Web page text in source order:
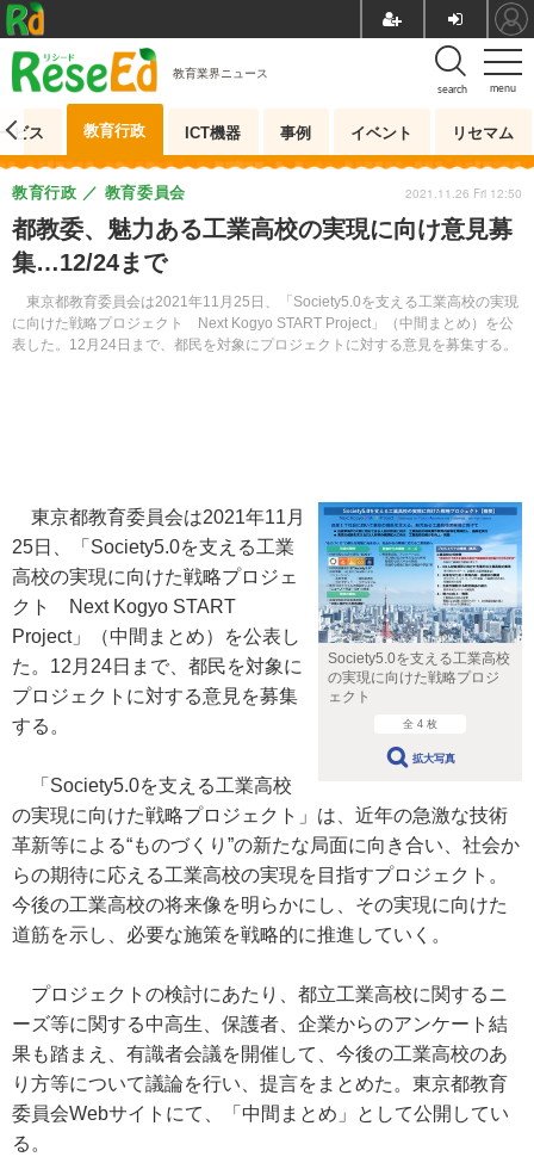
menu
search
教育業界ニュース
ビス 教育行政 ICT機器 事例 イベント リセマム
都教委、魅力ある工業高校の実現に向け意見募
集…12/24まで
東京都教育委員会は2021年11月25日、「Society5.0を支える工業高校の実現
に向けた戦略プロジェクト Next Kogyo START Project」（中間まとめ）を公
表した。12月24日まで、都民を対象にプロジェクトに対する意見を募集する。
教育行政 教育委員会 2021.11.26 Fri 12:50
Society5.0を支える工業高校
の実現に向けた戦略プロジ
ェクト
全 4 枚
拡大写真
東京都教育委員会は2021年11月
25日、「Society5.0を支える工業
高校の実現に向けた戦略プロジェ
クト Next Kogyo START
Project」（中間まとめ）を公表し
た。12月24日まで、都民を対象に
プロジェクトに対する意見を募集
する。
「Society5.0を支える工業高校
の実現に向けた戦略プロジェクト」は、近年の急激な技術
革新等による“ものづくり”の新たな局面に向き合い、社会か
らの期待に応える工業高校の実現を目指すプロジェクト。
今後の工業高校の将来像を明らかにし、その実現に向けた
道筋を示し、必要な施策を戦略的に推進していく。
プロジェクトの検討にあたり、都立工業高校に関するニ
ーズ等に関する中高生、保護者、企業からのアンケート結
果も踏まえ、有識者会議を開催して、今後の工業高校のあ
り方等について議論を行い、提言をまとめた。東京都教育
委員会Webサイトにて、「中間まとめ」として公開してい
る。